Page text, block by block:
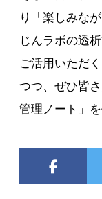
り「楽しみな
じんラボの透
ご活用いただ
つつ、ぜひ皆
管理ノート」